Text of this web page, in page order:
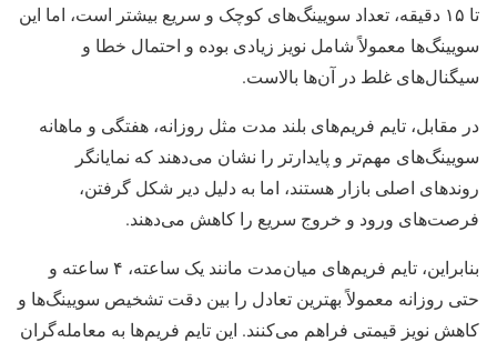
تا ۱۵ دقیقه، تعداد سویینگ‌های کوچک و سریع بیشتر است، اما این
سویینگ‌ها معمولاً شامل نویز زیادی بوده و احتمال خطا و
سیگنال‌های غلط در آن‌ها بالاست.
در مقابل، تایم فریم‌های بلند مدت مثل روزانه، هفتگی و ماهانه
سویینگ‌های مهم‌تر و پایدارتر را نشان می‌دهند که نمایانگر
روندهای اصلی بازار هستند، اما به دلیل دیر شکل گرفتن،
فرصت‌های ورود و خروج سریع را کاهش می‌دهند.
بنابراین، تایم فریم‌های میان‌مدت مانند یک ساعته، ۴ ساعته و
حتی روزانه معمولاً بهترین تعادل را بین دقت تشخیص سویینگ‌ها و
کاهش نویز قیمتی فراهم می‌کنند. این تایم فریم‌ها به معامله‌گران